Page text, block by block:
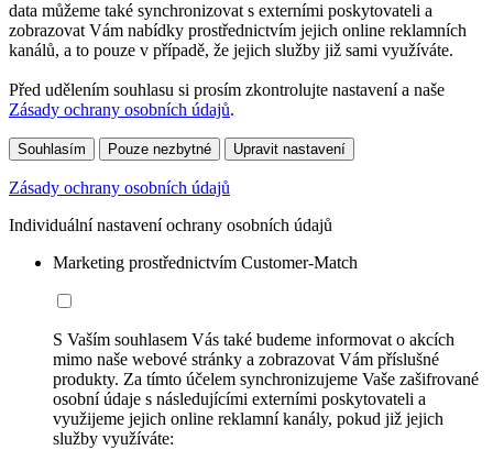
data můžeme také synchronizovat s externími poskytovateli a
zobrazovat Vám nabídky prostřednictvím jejich online reklamních
kanálů, a to pouze v případě, že jejich služby již sami využíváte.
Před udělením souhlasu si prosím zkontrolujte nastavení a naše
Zásady ochrany osobních údajů.
Souhlasím Pouze nezbytné Upravit nastavení
Zásady ochrany osobních údajů
Individuální nastavení ochrany osobních údajů
Marketing prostřednictvím Customer-Match
S Vaším souhlasem Vás také budeme informovat o akcích
mimo naše webové stránky a zobrazovat Vám příslušné
produkty. Za tímto účelem synchronizujeme Vaše zašifrované
osobní údaje s následujícími externími poskytovateli a
využijeme jejich online reklamní kanály, pokud již jejich
služby využíváte: